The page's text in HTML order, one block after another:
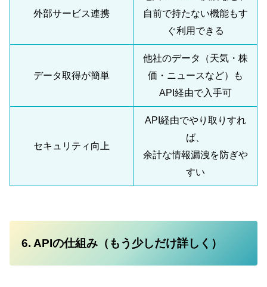
外部サービス連携
自前で持たない機能もす
ぐ利用できる
データ取得が簡単
他社のデータ（天気・株
価・ニュースなど）も
API経由で入手可
セキュリティ向上
API経由でやり取りすれ
ば、
余計な情報漏洩を防ぎや
すい
6. APIの仕組み（もう少しだけ詳しく）